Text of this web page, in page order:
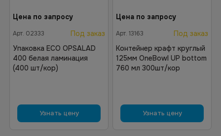
Цена по запросу
Арт. 02333
Под заказ
Упаковка ECO OPSALAD
400 белая ламинация
(400 шт/кор)
Узнать цену
Цена по запросу
Арт. 13163
Под заказ
Контейнер крафт круглый
125мм OneBowl UP bottom
760 мл 300шт/кор
Узнать цену